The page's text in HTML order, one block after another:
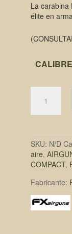
La carabina
élite en
CALIBRE
SKU: N/D
aire,
COMPACT,
Fabricante: